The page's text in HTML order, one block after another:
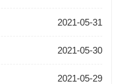
2021-05-31
2021-05-30
2021-05-29